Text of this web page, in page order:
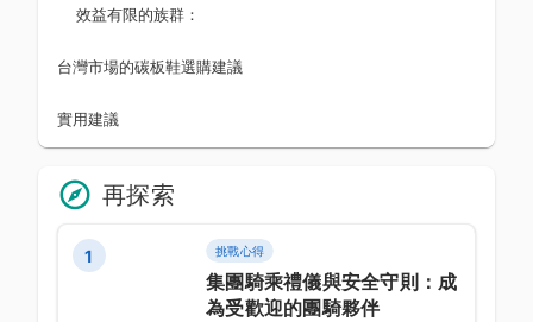
效益有限的族群：
台灣市場的碳板鞋選購建議
實用建議
再探索
1 挑戰心得
集團騎乘禮儀與安全守則：成
為受歡迎的團騎夥伴